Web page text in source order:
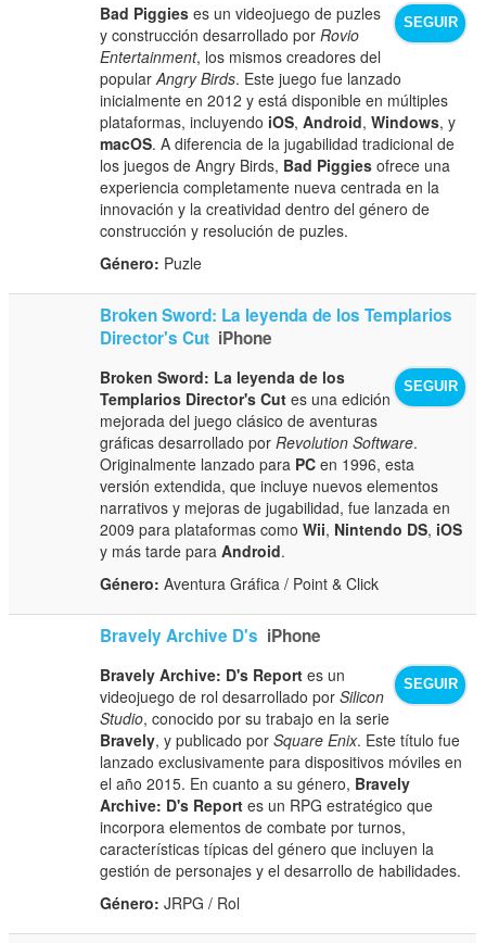
SEGUIR
Bad Piggies es un videojuego de puzles
y construcción desarrollado por Rovio
Entertainment, los mismos creadores del
popularAngry Birds. Este juego fue lanzado
inicialmente en 2012 y está disponible en múltiples
plataformas, incluyendo iOS,Android,Windows, y
macOS. A diferencia de la jugabilidad tradicional de
los juegos de Angry Birds, Bad Piggies ofrece una
experiencia completamente nueva centrada en la
innovación y la creatividad dentro del género de
construcción y resolución de puzles.
Género: Puzle
Broken Sword: La leyenda de los Templarios
Director's Cut iPhone
SEGUIR
Broken Sword: La leyenda de los
Templarios Director's Cut es una edición
mejorada del juego clásico de aventuras
gráficas desarrollado por Revolution Software.
Originalmente lanzado para PC en 1996, esta
versión extendida, que incluye nuevos elementos
narrativos y mejoras de jugabilidad, fue lanzada en
2009 para plataformas comoWii, Nintendo DS, iOS
y más tarde paraAndroid.
Género: Aventura Gráfica / Point & Click
Bravely Archive D's iPhone
SEGUIR
Bravely Archive: D's Report es un
videojuego de rol desarrollado porSilicon
Studio, conocido por su trabajo en la serie
Bravely, y publicado porSquare Enix. Este título fue
lanzado exclusivamente para dispositivos móviles en
el año 2015. En cuanto a su género, Bravely
Archive: D's Report es un RPG estratégico que
incorpora elementos de combate por turnos,
características típicas del género que incluyen la
gestión de personajes y el desarrollo de habilidades.
Género: JRPG / Rol